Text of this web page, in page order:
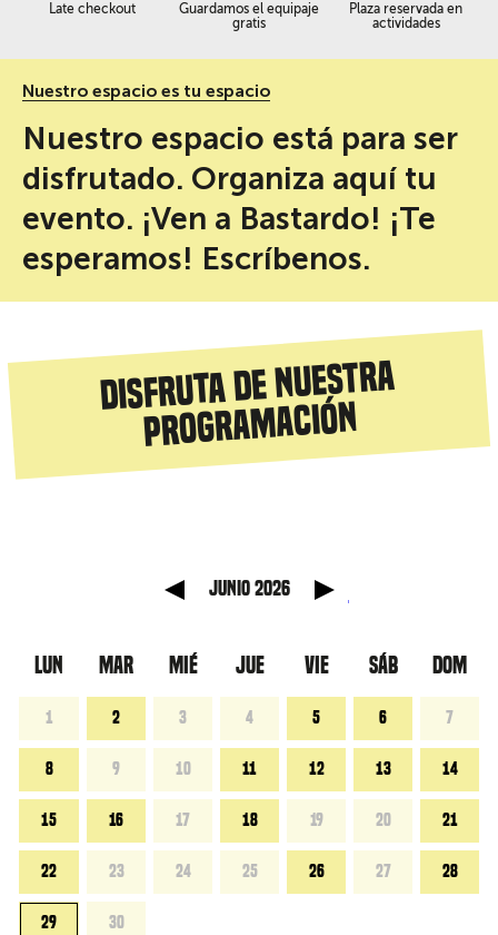
Late checkout
Guardamos el equipaje
gratis
Plaza reservada en
actividades
Nuestro espacio es tu espacio
Nuestro espacio está para ser
disfrutado. Organiza aquí tu
evento. ¡Ven a Bastardo! ¡Te
esperamos! Escríbenos.
Disfruta de nuestra
programación
junio 2026
LUN MAR MIÉ JUE VIE SÁB DOM
1 2 3 4 5 6 7
8 9 10 11 12 13 14
15 16 17 18 19 20 21
22 23 24 25 26 27 28
29 30